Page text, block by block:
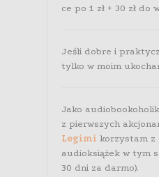
ce po 1 zł + 30 zł do
Jeśli dobre i
tylko w moim
Jako
z pierwszych
Legimi korzystam z
audioksiążek w tym
30 dni za darmo).